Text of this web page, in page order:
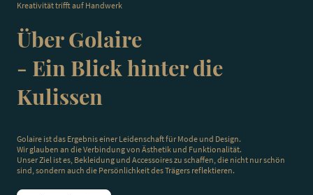
Kreativität trifft auf Handwerk
Über Golaire
- Ein Blick hinter die
Kulissen
Golaire ist das Ergebnis einer Leidenschaft für Mode und Design.
Wir glauben an die Verbindung von Ästhetik und Funktionalität.
Unser Ziel ist es, Bekleidung und Accessoires zu schaffen, die nicht nur schön
sind, sondern auch die Persönlichkeit des Trägers reflektieren.